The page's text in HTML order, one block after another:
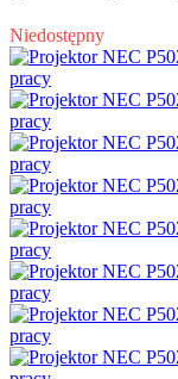
Niedostępny